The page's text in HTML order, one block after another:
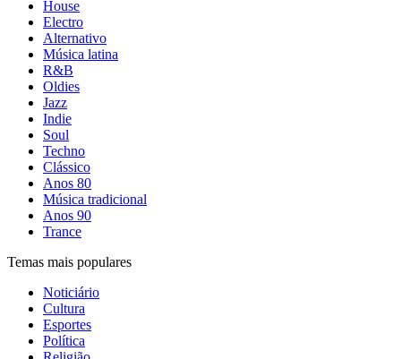
House
Electro
Alternativo
Música latina
R&B
Oldies
Jazz
Indie
Soul
Techno
Clássico
Anos 80
Música tradicional
Anos 90
Trance
Temas mais populares
Noticiário
Cultura
Esportes
Política